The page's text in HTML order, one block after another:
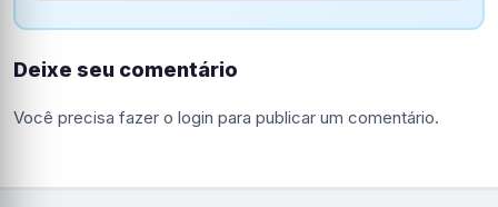
Deixe seu comentário
Você precisa fazer o login para publicar um comentário.